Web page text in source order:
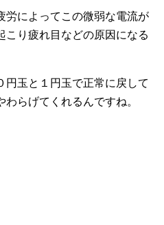
労によってこの微弱な電流が
こり疲れ目などの原因になる
円玉と１円玉で正常に戻して
らげてくれるんですね。